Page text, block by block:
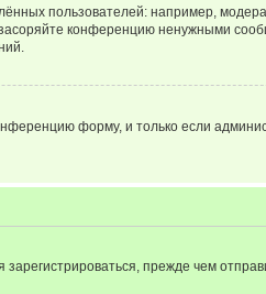
пользователей: например,
конференцию ненужными
форму, и только если
прежде чем